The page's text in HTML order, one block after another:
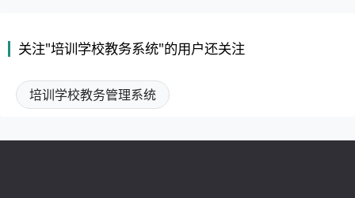
关注"培训学校教务系统"的用户还关注
培训学校教务管理系统